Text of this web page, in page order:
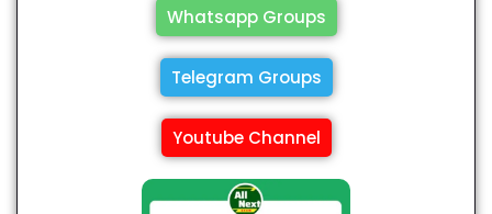
Whatsapp Groups
Telegram Groups
Youtube Channel